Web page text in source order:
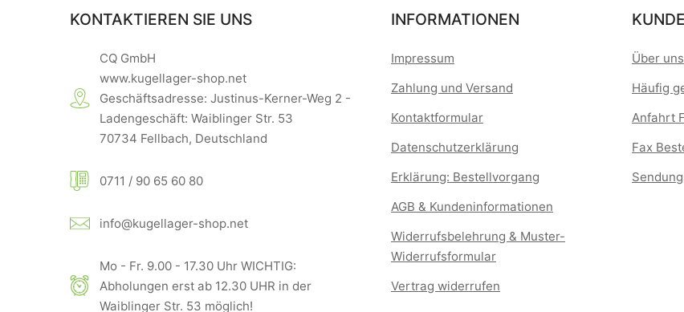
KONTAKTIEREN SIE UNS
CQ GmbH
www.kugellager-shop.net
Geschäftsadresse: Justinus-Kerner-Weg 2 -
Ladengeschäft: Waiblinger Str. 53
70734 Fellbach, Deutschland
0711 / 90 65 60 80
info@kugellager-shop.net
Mo - Fr. 9.00 - 17.30 Uhr WICHTIG:
Abholungen erst ab 12.30 UHR in der
Waiblinger Str. 53 möglich!
INFORMATIONEN
Impressum
Zahlung und Versand
Kontaktformular
Datenschutzerklärung
Erklärung: Bestellvorgang
AGB & Kundeninformationen
Widerrufsbelehrung & Muster-
Widerrufsformular
Vertrag widerrufen
Über uns
Häufig
Anfahrt
Fax